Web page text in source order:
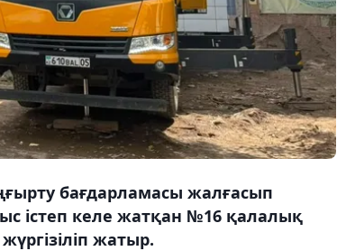
бағдарламасы жалғасып
істеп келе жатқан №16 қалалық
жатыр.